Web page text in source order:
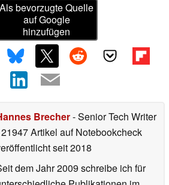
Als bevorzugte Quelle
auf Google
hinzufügen
Brecher- Senior Tech Writer
Artikel auf Notebookcheck
seit 2018
dem Jahr 2009 schreibe ich für